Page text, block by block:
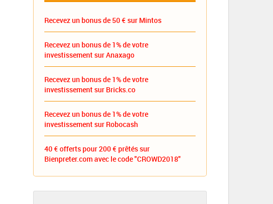
Recevez un bonus de 50 € sur Mintos
Recevez un bonus de 1% de votre
investissement sur Anaxago
Recevez un bonus de 1% de votre
investissement sur Bricks.co
Recevez un bonus de 1% de votre
investissement sur Robocash
40 € offerts pour 200 € prêtés sur
Bienpreter.com avec le code "CROWD2018"